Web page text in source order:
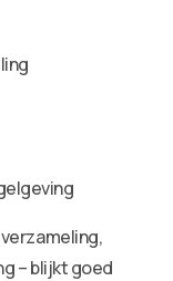
– blijkt goed